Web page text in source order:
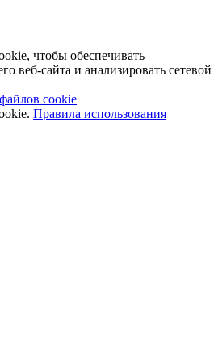
чтобы обеспечивать
веб-сайта и анализировать сетевой
cookie
Правила использования